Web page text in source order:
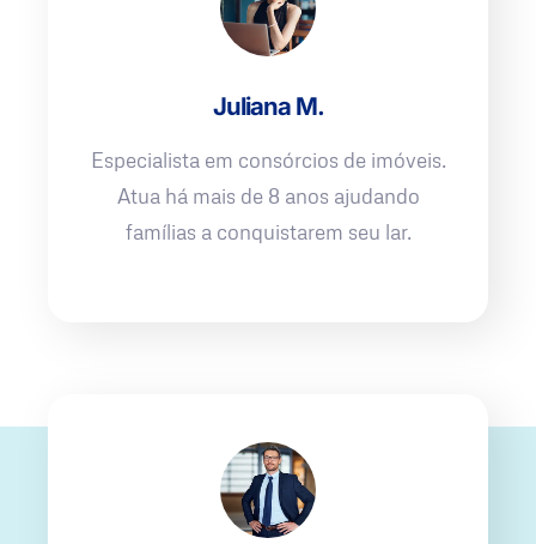
Juliana M.
Especialista em consórcios de imóveis.
Atua há mais de 8 anos ajudando
famílias a conquistarem seu lar.